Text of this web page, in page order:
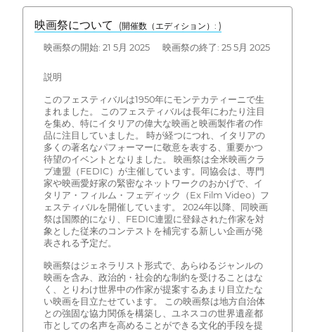
映画祭について (開催数（エディション）: )
映画祭の開始: 21 5月 2025 映画祭の終了: 25 5月 2025
説明
このフェスティバルは1950年にモンテカティーニで生
まれました。 このフェスティバルは長年にわたり注目
を集め、特にイタリアの偉大な映画と映画製作者の作
品に注目していました。 時が経つにつれ、イタリアの
多くの著名なパフォーマーに敬意を表する、重要かつ
待望のイベントとなりました。 映画祭は全米映画クラ
ブ連盟（FEDIC）が主催しています。同協会は、専門
家や映画愛好家の緊密なネットワークのおかげで、イ
タリア・フィルム・フェディック（Ex Film Video）フ
ェスティバルを開催しています。 2024年以降、同映画
祭は国際的になり、FEDIC連盟に登録された作家を対
象とした従来のコンテストを補完する新しい企画が発
表される予定だ。
映画祭はジェネラリスト形式で、あらゆるジャンルの
映画を含み、政治的・社会的な制約を受けることはな
く、とりわけ世界中の作家が提案するあまり目立たな
い映画を目立たせています。 この映画祭は地方自治体
との強固な協力関係を構築し、ユネスコの世界遺産都
市としての名声を高めることができる文化的手段を提